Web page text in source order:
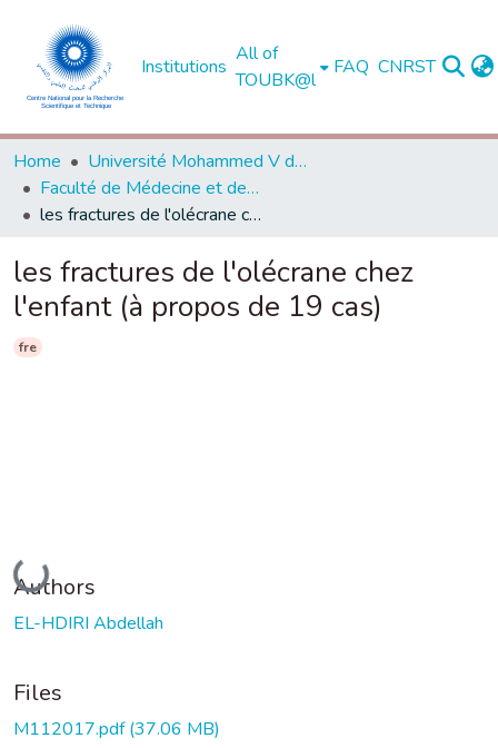
Institutions
All of
TOUBK@l
FAQ CNRST
Home
Université Mohammed V de Rabat
Faculté de Médecine et de Pharmacie - Rabat
les fractures de l'olécrane chez l'enfant (à propos de 19 cas)
les fractures de l'olécrane chez
l'enfant (à propos de 19 cas)
fre
Loading...
Authors
EL-HDIRI Abdellah
Files
M112017.pdf(37.06 MB)